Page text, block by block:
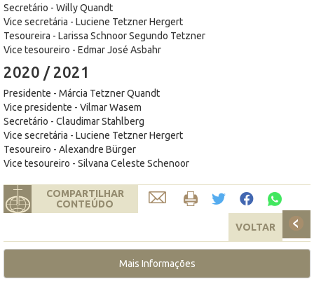
Secretário - Willy Quandt
Vice secretária - Luciene Tetzner Hergert
Tesoureira - Larissa Schnoor Segundo Tetzner
Vice tesoureiro - Edmar José Asbahr
2020 / 2021
Presidente - Márcia Tetzner Quandt
Vice presidente - Vilmar Wasem
Secretário - Claudimar Stahlberg
Vice secretária - Luciene Tetzner Hergert
Tesoureiro - Alexandre Bürger
Vice tesoureiro - Silvana Celeste Schenoor
COMPARTILHAR
CONTEÚDO
VOLTAR
Mais Informações